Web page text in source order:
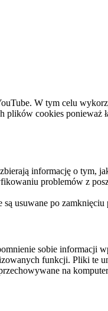
W tym celu
cookies
informację o tym,
problemów z
usuwane po
sobie
funkcji. Pliki
na